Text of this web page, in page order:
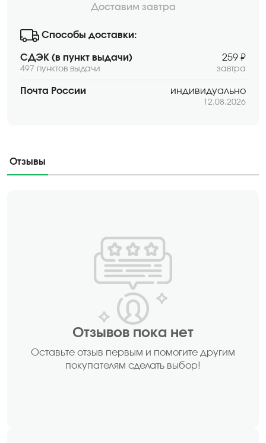
Доставим завтра
Способы доставки:
СДЭК (в пункт выдачи)
497 пунктов выдачи
259 ₽
завтра
Почта России индивидуально
12.08.2026
Отзывы
Отзывов пока нет
Оставьте отзыв первым и помогите другим
покупателям сделать выбор!